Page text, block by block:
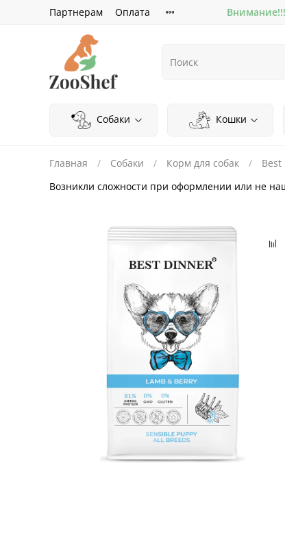
Партнерам Оплата
Собаки Кошки
Главная Собаки Корм для собак
Возникли сложности при оформлении или не